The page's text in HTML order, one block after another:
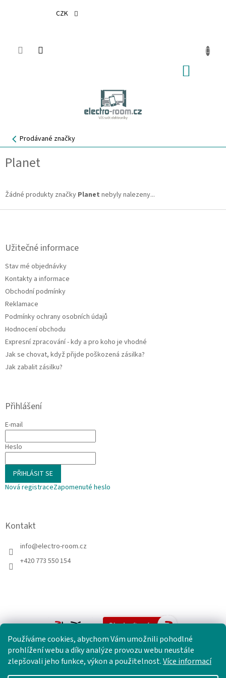
Používáme cookies, abychom Vám umožnili pohodlné
prohlížení webu a díky analýze provozu webu neustále
zlepšovali jeho funkce, výkon a použitelnost.Více informací
CZK
Prodávané značky
Planet
Žádné produkty značky Planet nebyly nalezeny...
Z
Užitečné informace
Stav mé objednávky
Kontakty a informace
Obchodní podmínky
Reklamace
Podmínky ochrany osobních údajů
Hodnocení obchodu
Expresní zpracování - kdy a pro koho je vhodné
Jak se chovat, když přijde poškozená zásilka?
Jak zabalit zásilku?
Přihlášení
E-mail
Heslo
PŘIHLÁSIT SE
Nová registraceZapomenuté heslo
Kontakt
info@electro-room.cz
+420 773 550 154